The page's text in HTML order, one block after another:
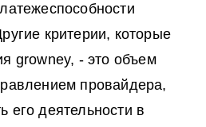
критерии, которые
growney, - это объем
провайдера,
его деятельности в